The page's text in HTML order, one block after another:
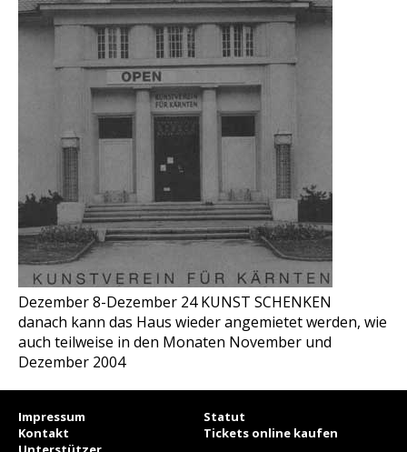
Dezember 8-Dezember 24 KUNST SCHENKEN
danach kann das Haus wieder angemietet werden, wie
auch teilweise in den Monaten November und
Dezember 2004
Impressum
Statut
Kontakt
Tickets online kaufen